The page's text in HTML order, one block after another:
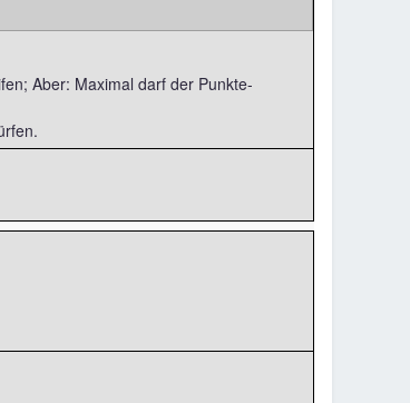
Aber: Maximal darf der Punkte-